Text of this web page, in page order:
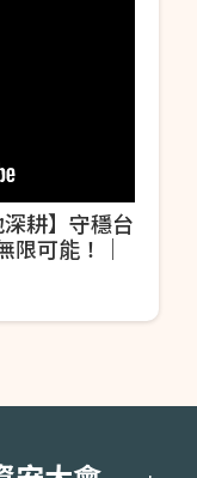
深耕】守穩台
可能！｜